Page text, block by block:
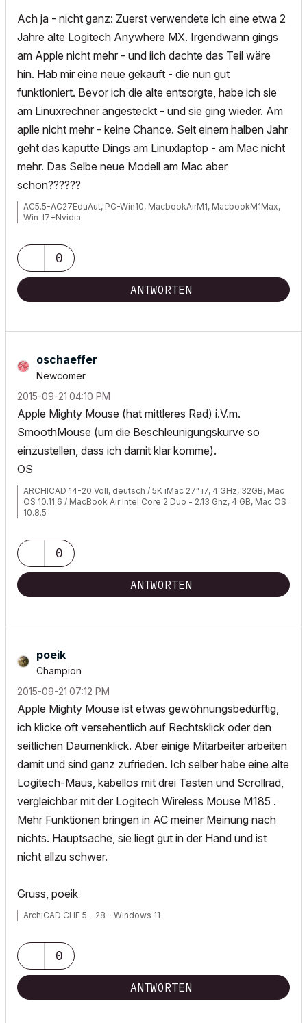
Ach ja - nicht ganz: Zuerst verwendete ich eine etwa 2
Jahre alte Logitech Anywhere MX. Irgendwann gings
am Apple nicht mehr - und iich dachte das Teil wäre
hin. Hab mir eine neue gekauft - die nun gut
funktioniert. Bevor ich die alte entsorgte, habe ich sie
am Linuxrechner angesteckt - und sie ging wieder. Am
aplle nicht mehr - keine Chance. Seit einem halben Jahr
geht das kaputte Dings am Linuxlaptop - am Mac nicht
mehr. Das Selbe neue Modell am Mac aber
schon??????
AC5.5-AC27EduAut, PC-Win10, MacbookAirM1, MacbookM1Max,
Win-I7+Nvidia
0
ANTWORTEN
oschaeffer
Newcomer
‎2015-09-21 04:10 PM
Apple Mighty Mouse (hat mittleres Rad) i.V.m.
SmoothMouse (um die Beschleunigungskurve so
einzustellen, dass ich damit klar komme).
OS
ARCHICAD 14-20 Voll, deutsch / 5K iMac 27" i7, 4 GHz, 32GB, Mac
OS 10.11.6 / MacBook Air Intel Core 2 Duo - 2.13 Ghz, 4 GB, Mac OS
10.8.5
0
ANTWORTEN
poeik
Champion
‎2015-09-21 07:12 PM
Apple Mighty Mouse ist etwas gewöhnungsbedürftig,
ich klicke oft versehentlich auf Rechtsklick oder den
seitlichen Daumenklick. Aber einige Mitarbeiter arbeiten
damit und sind ganz zufrieden. Ich selber habe eine alte
Logitech-Maus, kabellos mit drei Tasten und Scrollrad,
vergleichbar mit der Logitech Wireless Mouse M185 .
Mehr Funktionen bringen in AC meiner Meinung nach
nichts. Hauptsache, sie liegt gut in der Hand und ist
nicht allzu schwer.
Gruss, poeik
ArchiCAD CHE 5 - 28 - Windows 11
0
ANTWORTEN